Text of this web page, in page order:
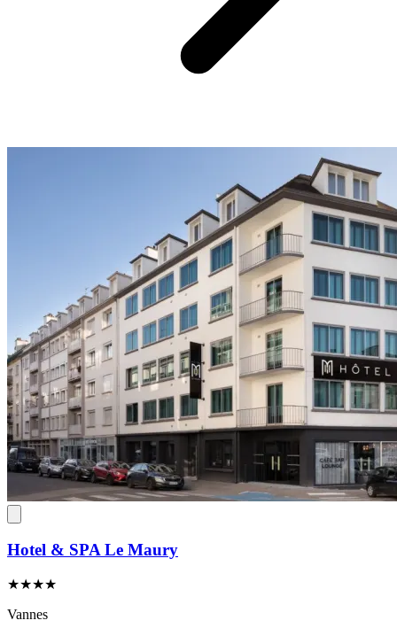
Hotel & SPA Le Maury
★★★★
Vannes